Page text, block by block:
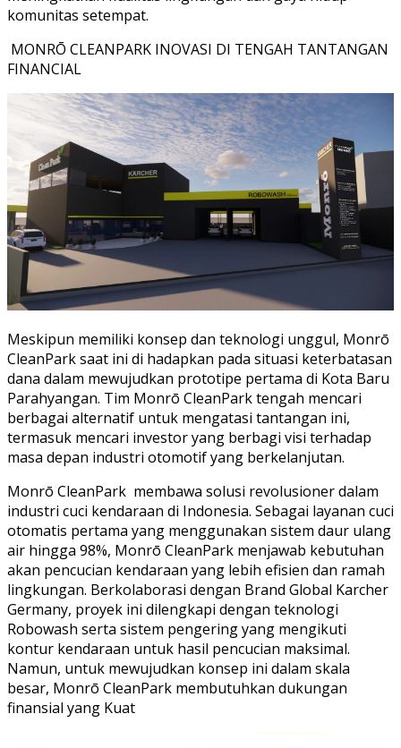
komunitas setempat.
MONRŌ CLEANPARK INOVASI DI TENGAH TANTANGAN
FINANCIAL
Meskipun memiliki konsep dan teknologi unggul, Monrō
CleanPark saat ini di hadapkan pada situasi keterbatasan
dana dalam mewujudkan prototipe pertama di Kota Baru
Parahyangan. Tim Monrō CleanPark tengah mencari
berbagai alternatif untuk mengatasi tantangan ini,
termasuk mencari investor yang berbagi visi terhadap
masa depan industri otomotif yang berkelanjutan.
Monrō CleanPark membawa solusi revolusioner dalam
industri cuci kendaraan di Indonesia. Sebagai layanan cuci
otomatis pertama yang menggunakan sistem daur ulang
air hingga 98%, Monrō CleanPark menjawab kebutuhan
akan pencucian kendaraan yang lebih efisien dan ramah
lingkungan. Berkolaborasi dengan Brand Global Karcher
Germany, proyek ini dilengkapi dengan teknologi
Robowash serta sistem pengering yang mengikuti
kontur kendaraan untuk hasil pencucian maksimal.
Namun, untuk mewujudkan konsep ini dalam skala
besar, Monrō CleanPark membutuhkan dukungan
finansial yang Kuat